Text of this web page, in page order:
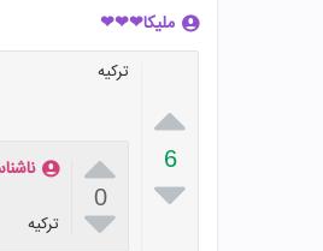
ملیکا❤❤❤

6

ترکیه

0
 ترکیه